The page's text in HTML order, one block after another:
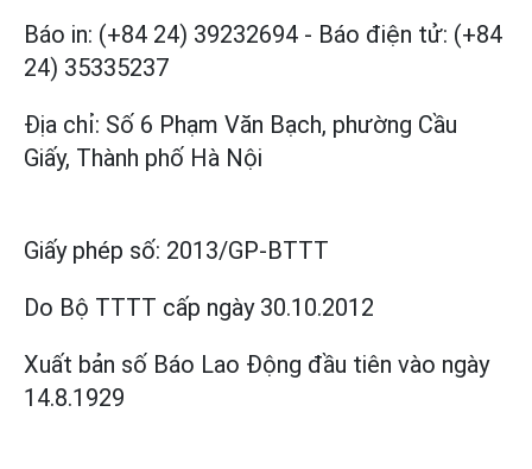
Báo in: (+84 24) 39232694 - Báo điện tử: (+84
24) 35335237
Địa chỉ: Số 6 Phạm Văn Bạch, phường Cầu
Giấy, Thành phố Hà Nội
Giấy phép số: 2013/GP-BTTT
Do Bộ TTTT cấp ngày 30.10.2012
Xuất bản số Báo Lao Động đầu tiên vào ngày
14.8.1929